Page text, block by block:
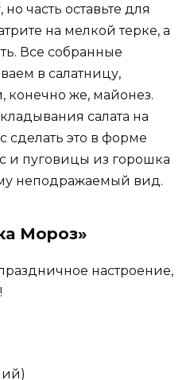
часть оставьте для
на мелкой терке, а
Все собранные
в салатницу,
конечно же, майонез.
салата на
сделать это в форме
и пуговицы из горошка
неподражаемый вид.
Мороз»
настроение,